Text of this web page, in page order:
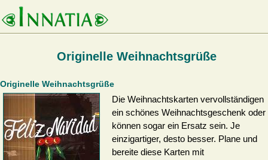
Originelle Weihnachtsgrüße
Originelle Weihnachtsgrüße
Die Weihnachtskarten vervollständigen
ein schönes Weihnachtsgeschenk oder
können sogar ein Ersatz sein. Je
einzigartiger, desto besser. Plane und
bereite diese Karten mit